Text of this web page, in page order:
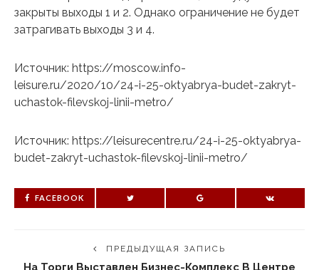
закрыты выходы 1 и 2. Однако ограничение не будет
затрагивать выходы 3 и 4.
Источник: https://moscow.info-
leisure.ru/2020/10/24-i-25-oktyabrya-budet-zakryt-
uchastok-filevskoj-linii-metro/
Источник: https://leisurecentre.ru/24-i-25-oktyabrya-
budet-zakryt-uchastok-filevskoj-linii-metro/
FACEBOOK
ПРЕДЫДУЩАЯ ЗАПИСЬ
На Торги Выставлен Бизнес-Комплекс В Центре